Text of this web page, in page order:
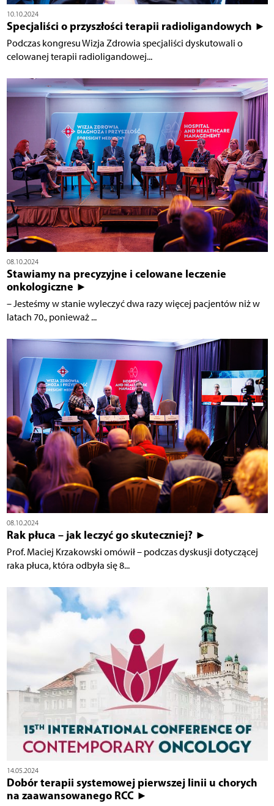
10.10.2024
Specjaliści o przyszłości terapii radioligandowych ►
Podczas kongresu Wizja Zdrowia specjaliści dyskutowali o
celowanej terapii radioligandowej...
08.10.2024
Stawiamy na precyzyjne i celowane leczenie
onkologiczne ►
– Jesteśmy w stanie wyleczyć dwa razy więcej pacjentów niż w
latach 70., ponieważ ...
08.10.2024
Rak płuca – jak leczyć go skuteczniej? ►
Prof. Maciej Krzakowski omówił – podczas dyskusji dotyczącej
raka płuca, która odbyła się 8...
14.05.2024
Dobór terapii systemowej pierwszej linii u chorych
na zaawansowanego RCC ►